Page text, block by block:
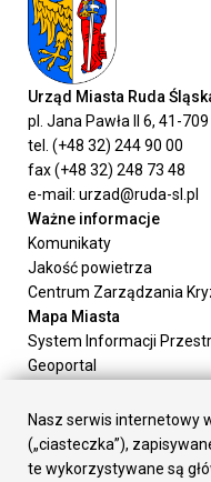
Urząd Miasta Ruda
pl. Jana Pawła II 6, 41-
tel. (+48 32) 244 90 00
fax (+48 32) 248 73 48
e-mail: urzad@ruda-sl.pl
Ważne informacje
Komunikaty
Jakość powietrza
Centrum Zarządzania
Mapa Miasta
System Informacji
Geoportal
Załatw sprawę
Prezydent Miasta
Rada Miasta
Nasz serwis internetowy
(„ciasteczka”),
te wykorzystywane są